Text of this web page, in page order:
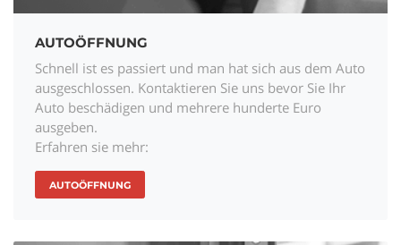
AUTOÖFFNUNG
Schnell ist es passiert und man hat sich aus dem Auto
ausgeschlossen. Kontaktieren Sie uns bevor Sie Ihr
Auto beschädigen und mehrere hunderte Euro
ausgeben.
Erfahren sie mehr:
AUTOÖFFNUNG